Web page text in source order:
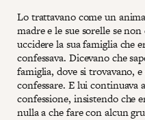
Lo trattavano come un
madre e le sue sorelle se
uccidere la sua famiglia che
confessava. Dicevano che
famiglia, dove si trovavano,
confessare. E lui continuava
confessione, insistendo che
nulla a che fare con alcun